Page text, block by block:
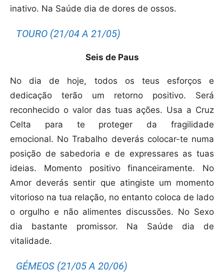
inativo. Na Saúde dia de dores de ossos.
TOURO (21/04 A 21/05)
Seis de Paus
No dia de hoje, todos os teus esforços e
dedicação terão um retorno positivo. Será
reconhecido o valor das tuas ações. Usa a Cruz
Celta para te proteger da fragilidade
emocional. No Trabalho deverás colocar-te numa
posição de sabedoria e de expressares as tuas
ideias. Momento positivo financeiramente.
No
Amor deverás sentir que atingiste um momento
vitorioso na tua relação, no entanto coloca de lado
o orgulho e não alimentes discussões. No Sexo
dia bastante promissor. Na Saúde dia de
vitalidade.
GÉMEOS (21/05 A 20/06)